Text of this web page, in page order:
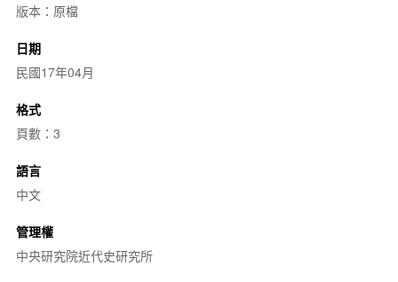
版本：原檔
日期
民國17年04月
格式
頁數：3
語言
中文
管理權
中央研究院近代史研究所